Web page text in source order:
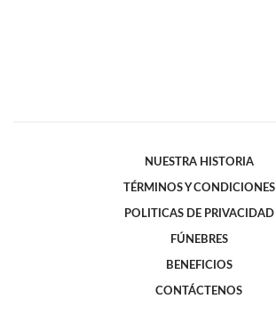
NUESTRA HISTORIA
TÉRMINOS Y CONDICIONES
POLITICAS DE PRIVACIDAD
FÚNEBRES
BENEFICIOS
CONTÁCTENOS